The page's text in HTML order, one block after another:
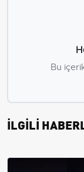
Bu
İLGİLİ